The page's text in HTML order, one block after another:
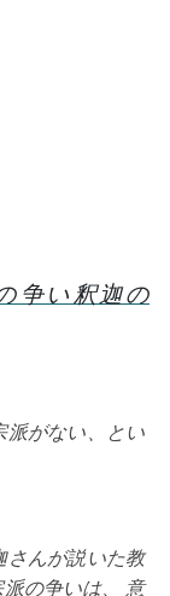
争い釈迦の
派がない、とい
さんが説いた教
の争いは、 意